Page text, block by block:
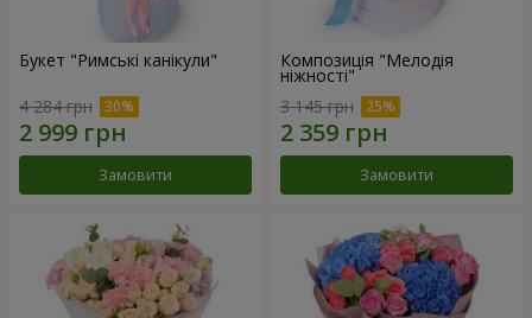
Букет "Римські канікули"
4 284 грн
Замовити
Композиція "Мелодія
ніжності"
3 145 грн
Замовити